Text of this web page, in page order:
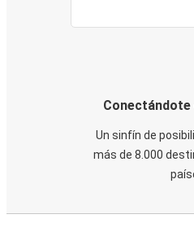
Conectándote
Un sinfín de
más de 8.000